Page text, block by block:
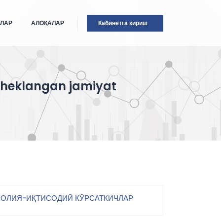
Кабинетга кириш
АЛОҚАЛАР
cheklangan jamiyat
ИҚТИСОДИЙ КЎРСАТКИЧЛАР